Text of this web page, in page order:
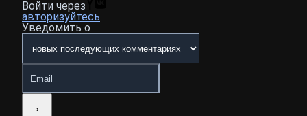
Войти через
авторизуйтесь
Уведомить о